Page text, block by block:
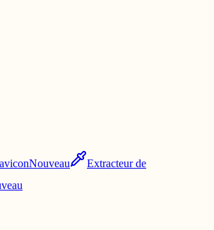
Nouveau
Extracteur de